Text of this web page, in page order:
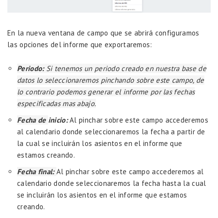
En la nueva ventana de campo que se abrirá configuramos
las opciones del informe que exportaremos:
Periodo:Si tenemos un periodo creado en nuestra base de
datos lo seleccionaremos pinchando sobre este campo, de
lo contrario podemos generar el informe por las fechas
especificadas mas abajo.
Fecha de inicio:Al pinchar sobre este campo accederemos
al calendario donde seleccionaremos la fecha a partir de
la cual se incluirán los asientos en el informe que
estamos creando.
Fecha final:Al pinchar sobre este campo accederemos al
calendario donde seleccionaremos la fecha hasta la cual
se incluirán los asientos en el informe que estamos
creando.